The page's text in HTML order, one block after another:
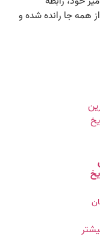
همه جا رانده شده و